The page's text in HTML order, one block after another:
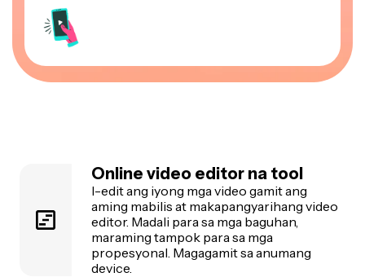
Online video editor na tool
I-edit ang iyong mga video gamit ang
aming mabilis at makapangyarihang video
editor. Madali para sa mga baguhan,
maraming tampok para sa mga
propesyonal. Magagamit sa anumang
device.